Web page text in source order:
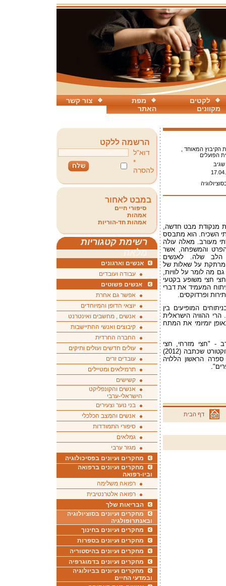
צור קשר
מפת
האתר
לקטים
מקוונים
הקיבוץ המאוחד ,
הפועלים
שגיב
מנקודת מבט חדשה,
השכיח. הוא מתבסס
מעורב. מאלה עולה
הפרט והמשפחה, אשר
הלב שלה. לאנשים
מרתקת על שאלות של
מה לומר על לוויות,
חצי משופע בקטעי
המעמיד את דברי
ופרדוקסים.
המופיעים בין
ההוויה הישראלית
יומיומי את המתח
עדתי מעורב - "חצי מזרחי, חצי
מבוסס על עבודת דוקטורט שכתבה (2012)
ספרה הראשון הללויה
דף הבית
הרשמה ללקט
דוא"ל
*
להסרה
במבט לאחור
סיפורי חיים
אמהות
אמהות חד-הוריות
רשימת קטגוריות
מלאה
אנשים וארגונים
עבודה ועובדים
אנשים פשוטים
אפשר גם אחרת
יוצאי הדופן והמיוחדים
אנשים , מחשבים ואינטרנט
קיבוצים ואנשי ההתיישבות
החברה החרדית
עולים חדשים ועולים ותיקים
עובדים זרים
תרמילאים ומטיילים
קשישים
אנשים והקונפליקט
הישראלי-ערבי
בני נוער וצעירים
אנשים והמצב הכלכלי
סיפורי התמודדות
גמלאים
מגזר ערבי
מחקרים ועיונים בפסיכולוגיה
מחקרים ועיונים ברפואה
וביו-רפואה
רפואה משלימה
רפואה אלטרנטיבית
הבריאות שלך
מחקרים ועיונים בסוציולוגיה
ובאנתרופולגיה
מחקרים ועיונים בחינוך
מחקרים ועיונים בספרות
מחקרים ועיונים בהיסטוריה
מחקרים ועיונים בדמוגרפיה
מחקרים ועיונים בביולוגיה
ובמדעי החיים